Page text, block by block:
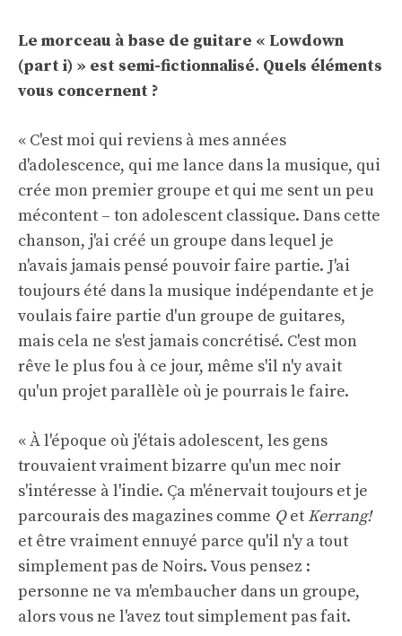
Le morceau à base de guitare « Lowdown
(part i) » est semi-fictionnalisé. Quels éléments
vous concernent ?
« C'est moi qui reviens à mes années
d'adolescence, qui me lance dans la musique, qui
crée mon premier groupe et qui me sent un peu
mécontent – ​​ton adolescent classique. Dans cette
chanson, j'ai créé un groupe dans lequel je
n'avais jamais pensé pouvoir faire partie. J'ai
toujours été dans la musique indépendante et je
voulais faire partie d'un groupe de guitares,
mais cela ne s'est jamais concrétisé. C'est mon
rêve le plus fou à ce jour, même s'il n'y avait
qu'un projet parallèle où je pourrais le faire.
« À l'époque où j'étais adolescent, les gens
trouvaient vraiment bizarre qu'un mec noir
s'intéresse à l'indie. Ça m'énervait toujours et je
parcourais des magazines comme Qet Kerrang!
et être vraiment ennuyé parce qu'il n'y a tout
simplement pas de Noirs. Vous pensez :
personne ne va m'embaucher dans un groupe,
alors vous ne l'avez tout simplement pas fait.